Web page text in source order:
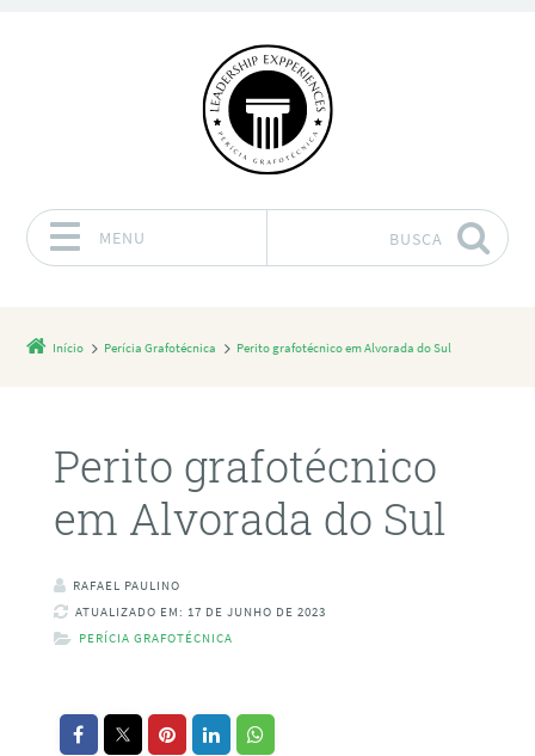
MENU BUSCA
Início Perícia Grafotécnica Perito grafotécnico em Alvorada do Sul
Perito grafotécnico
em Alvorada do Sul
RAFAEL PAULINO
ATUALIZADO EM: 17 DE JUNHO DE 2023
PERÍCIA GRAFOTÉCNICA